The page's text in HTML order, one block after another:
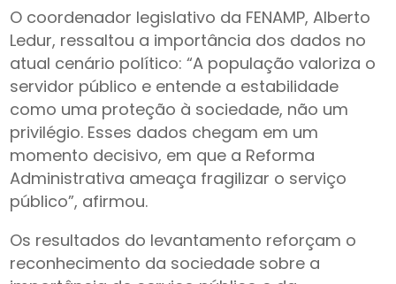
O coordenador legislativo da FENAMP, Alberto
Ledur, ressaltou a importância dos dados no
atual cenário político: “A população valoriza o
servidor público e entende a estabilidade
como uma proteção à sociedade, não um
privilégio. Esses dados chegam em um
momento decisivo, em que a Reforma
Administrativa ameaça fragilizar o serviço
público”, afirmou.
Os resultados do levantamento reforçam o
reconhecimento da sociedade sobre a